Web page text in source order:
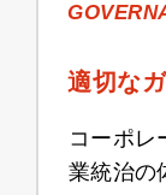
適切な
コーポレ
業統治の